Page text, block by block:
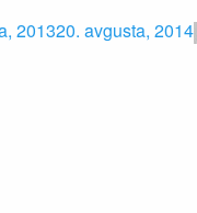
201320. avgusta, 2014